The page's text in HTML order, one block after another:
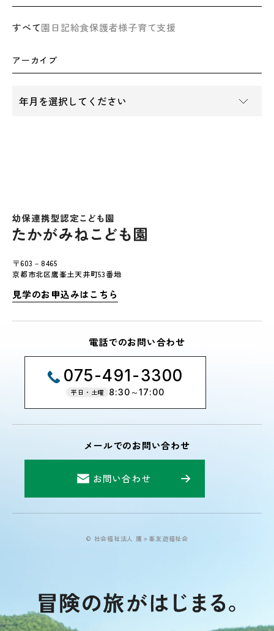
すべて園日記給食保護者様子育て支援
アーカイブ
〒603－8465
京都市北区鷹峯土天井町53番地
見学のお申込みはこちら
電話でのお問い合わせ
075-491-3300
平日・土曜 8:30～17:00
メールでのお問い合わせ
お問い合わせ
© 社会福祉法人 鷹ヶ峯友遊福祉会